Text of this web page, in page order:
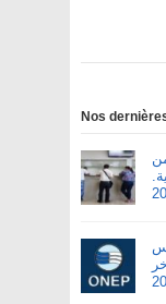
Nos
من
آخر